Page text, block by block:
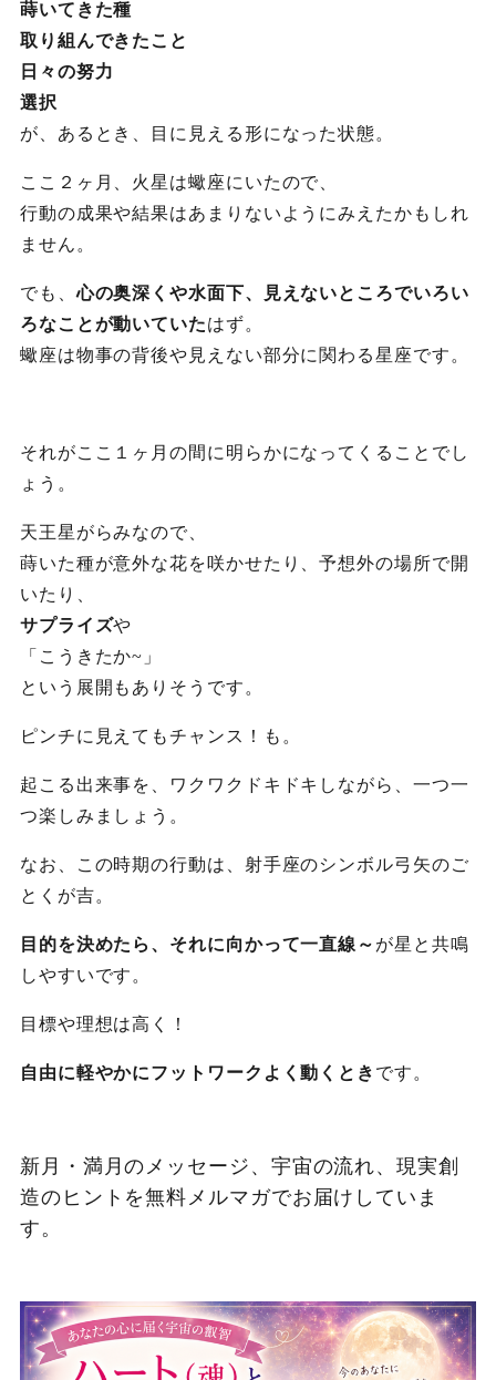
蒔いてきた種
取り組んできたこと
日々の努力
選択
が、あるとき、目に見える形になった状態。
ここ２ヶ月、火星は蠍座にいたので、
行動の成果や結果はあまりないようにみえたかもしれ
ません。
でも、心の奥深くや水面下、見えないところでいろい
ろなことが動いていたはず。
蠍座は物事の背後や見えない部分に関わる星座です。
それがここ１ヶ月の間に明らかになってくることでし
ょう。
天王星がらみなので、
蒔いた種が意外な花を咲かせたり、予想外の場所で開
いたり、
サプライズや
「こうきたか~」
という展開もありそうです。
ピンチに見えてもチャンス！も。
起こる出来事を、ワクワクドキドキしながら、一つ一
つ楽しみましょう。
なお、この時期の行動は、射手座のシンボル弓矢のご
とくが吉。
目的を決めたら、それに向かって一直線～ が星と共鳴
しやすいです。
目標や理想は高く！
自由に軽やかにフットワークよく動くとき です。
新月・満月のメッセージ、宇宙の流れ、現実創
造のヒントを無料メルマガでお届けしていま
す。